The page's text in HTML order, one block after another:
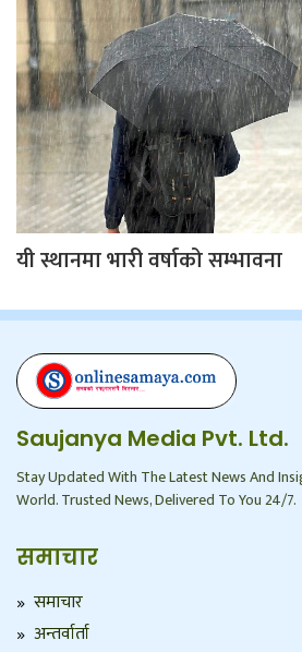
यी स्थानमा भारी वर्षाको सम्भावना
Saujanya Media Pvt. Ltd.
Stay Updated With The Latest News And
World. Trusted News, Delivered To You 24/7.
समाचार
समाचार
अन्तर्वार्ता